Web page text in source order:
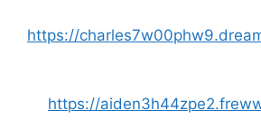
https://
https://